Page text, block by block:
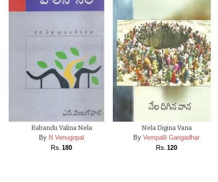
Rabandu Valina Nela
By N Venugopal
Rs. 180
Nela Digina Vana
By Vempalli Gangadhar
Rs. 120